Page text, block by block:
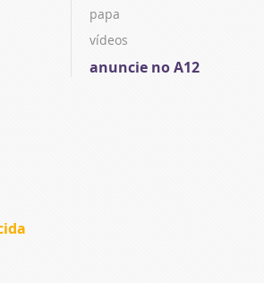
papa
vídeos
anuncie no A12